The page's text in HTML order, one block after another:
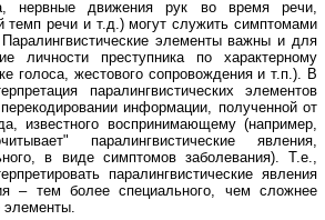
нервные движения рук во время речи,
речи и т.д.) могут служить симптомами
элементы важны и для
личности преступника по характерному
голоса, жестового сопровождения и т.п.). В
паралингвистических элементов
информации, полученной от
известного воспринимающему (например,
паралингвистические явления,
в виде симптомов заболевания). Т.е.,
паралингвистические явления
– тем более специального, чем сложнее
элементы.